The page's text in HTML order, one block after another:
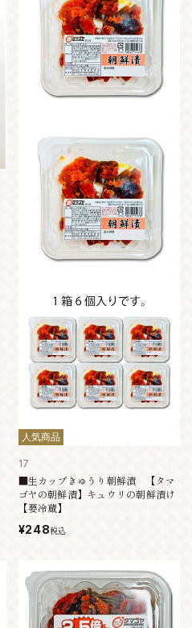
人気商品
17
■生カップきゅうり朝鮮漬 【タマ
ゴヤの朝鮮漬】キュウリの朝鮮漬け
【要冷蔵】
¥248税込